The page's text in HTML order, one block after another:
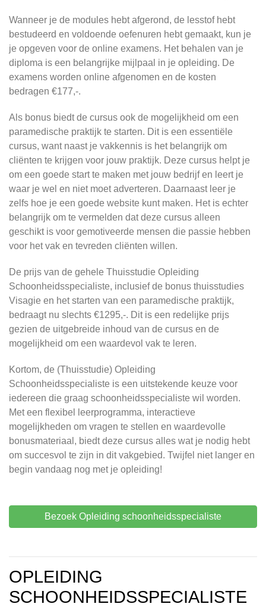
Wanneer je de modules hebt afgerond, de lesstof hebt
bestudeerd en voldoende oefenuren hebt gemaakt, kun je
je opgeven voor de online examens. Het behalen van je
diploma is een belangrijke mijlpaal in je opleiding. De
examens worden online afgenomen en de kosten
bedragen €177,-.
Als bonus biedt de cursus ook de mogelijkheid om een
paramedische praktijk te starten. Dit is een essentiële
cursus, want naast je vakkennis is het belangrijk om
cliënten te krijgen voor jouw praktijk. Deze cursus helpt je
om een goede start te maken met jouw bedrijf en leert je
waar je wel en niet moet adverteren. Daarnaast leer je
zelfs hoe je een goede website kunt maken. Het is echter
belangrijk om te vermelden dat deze cursus alleen
geschikt is voor gemotiveerde mensen die passie hebben
voor het vak en tevreden cliënten willen.
De prijs van de gehele Thuisstudie Opleiding
Schoonheidsspecialiste, inclusief de bonus thuisstudies
Visagie en het starten van een paramedische praktijk,
bedraagt nu slechts €1295,-. Dit is een redelijke prijs
gezien de uitgebreide inhoud van de cursus en de
mogelijkheid om een waardevol vak te leren.
Kortom, de (Thuisstudie) Opleiding
Schoonheidsspecialiste is een uitstekende keuze voor
iedereen die graag schoonheidsspecialiste wil worden.
Met een flexibel leerprogramma, interactieve
mogelijkheden om vragen te stellen en waardevolle
bonusmateriaal, biedt deze cursus alles wat je nodig hebt
om succesvol te zijn in dit vakgebied. Twijfel niet langer en
begin vandaag nog met je opleiding!
Bezoek Opleiding schoonheidsspecialiste
OPLEIDING
SCHOONHEIDSSPECIALISTE